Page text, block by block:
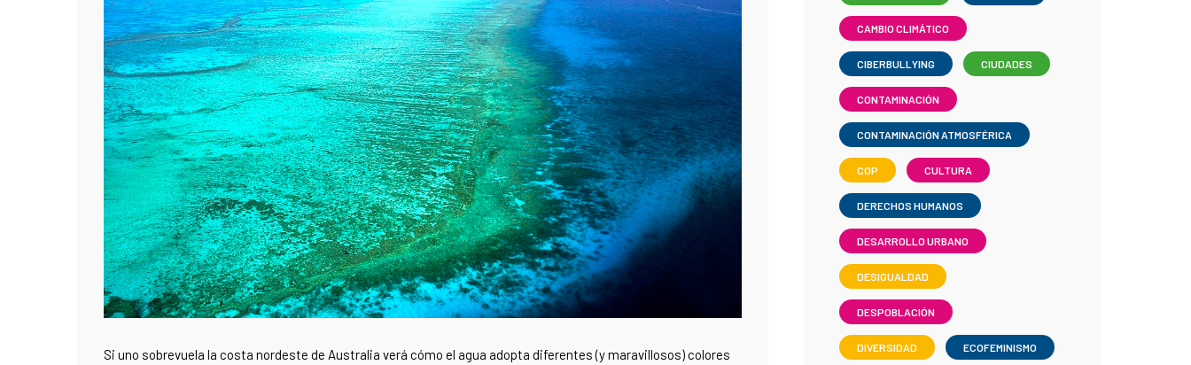
Si uno sobrevuela la costa nordeste de Australia verá cómo el agua adopta diferentes (y maravillosos) colores
CAMBIO CLIMÁTICO
CIBERBULLYING CIUDADES
CONTAMINACIÓN
CONTAMINACIÓN ATMOSFÉRICA
COP CULTURA
DERECHOS HUMANOS
DESARROLLO URBANO
DESIGUALDAD
DESPOBLACIÓN
DIVERSIDAD ECOFEMINISMO